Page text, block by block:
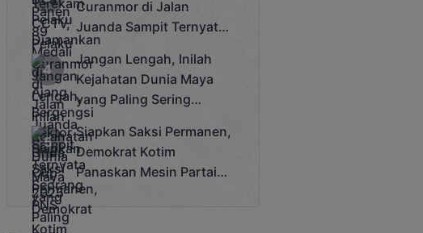
Curanmor di Jalan
Juanda Sampit Ternyata
Seorang PNS
Jangan Lengah, Inilah
Kejahatan Dunia Maya
yang Paling Sering
Terjadi
Siapkan Saksi Permanen,
Demokrat Kotim
Panaskan Mesin Partai
Hadapi Pemilu 2029